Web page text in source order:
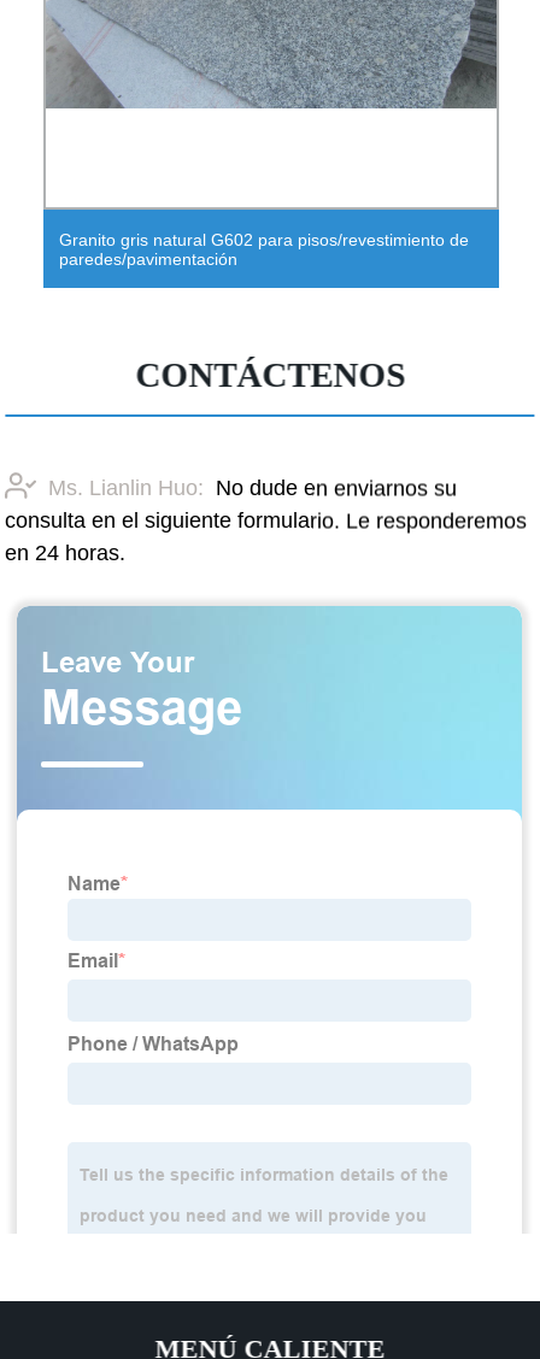
Granito gris natural G602 para pisos/revestimiento de
paredes/pavimentación
CONTÁCTENOS
Ms. Lianlin Huo: No dude en enviarnos su
consulta en el siguiente formulario. Le responderemos
en 24 horas.
MENÚ CALIENTE